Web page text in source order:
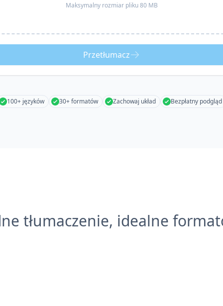
Maksymalny rozmiar pliku 80 MB
Przetłumacz
100+ języków 30+ formatów Zachowaj układ Bezpłatny podgląd
tłumaczenie, idealne